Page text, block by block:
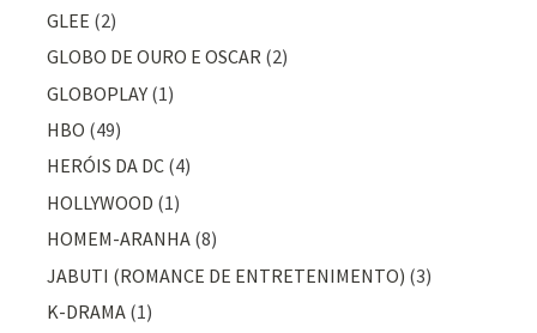
GLEE (2)
GLOBO DE OURO E OSCAR (2)
GLOBOPLAY (1)
HBO (49)
HERÓIS DA DC (4)
HOLLYWOOD (1)
HOMEM-ARANHA (8)
JABUTI (ROMANCE DE ENTRETENIMENTO) (3)
K-DRAMA (1)